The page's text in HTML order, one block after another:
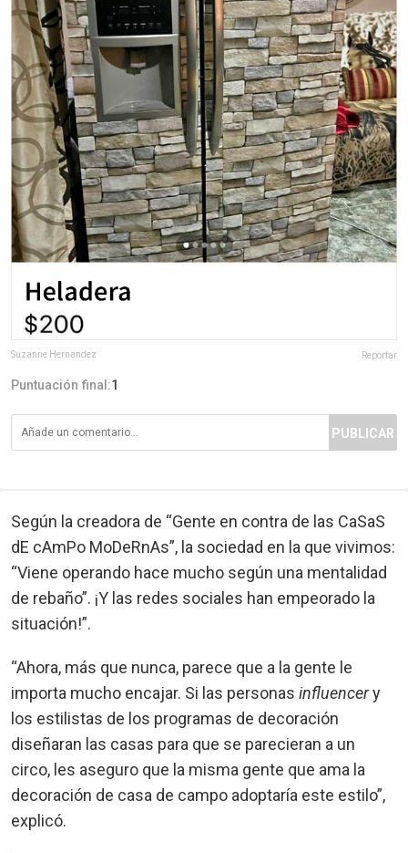
Suzanne Hernandez Reportar
Puntuación final:1
PUBLICAR
Según la creadora de “Gente en contra de las CaSaS
dE cAmPo MoDeRnAs”, la sociedad en la que vivimos:
“Viene operando hace mucho según una mentalidad
de rebaño”. ¡Y las redes sociales han empeorado la
situación!”.
“Ahora, más que nunca, parece que a la gente le
importa mucho encajar. Si las personas influencery
los estilistas de los programas de decoración
diseñaran las casas para que se parecieran a un
circo, les aseguro que la misma gente que ama la
decoración de casa de campo adoptaría este estilo”,
explicó.